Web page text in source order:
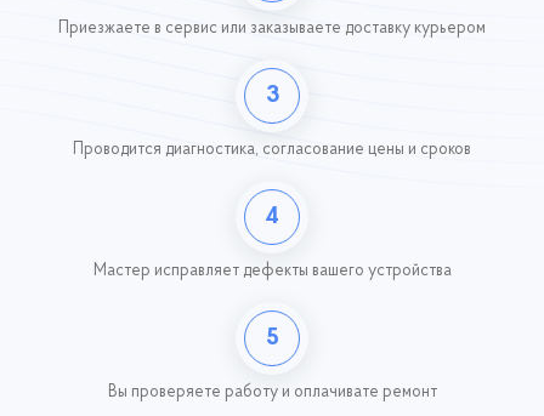
Приезжаете в сервис или заказываете доставку курьером
3
Проводится диагностика, согласование цены и сроков
4
Мастер исправляет дефекты вашего устройства
5
Вы проверяете работу и оплачивате ремонт